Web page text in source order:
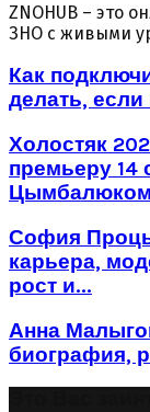
ZNOHUB – это
ЗНО с живыми
Как
делать, если
Холостяк
премьеру 14
София Проць
карьера,
рост и...
Анна
биография,